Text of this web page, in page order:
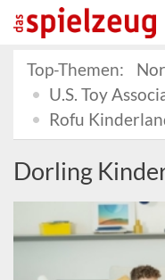
Top-Themen:
U.S. Toy
Rofu
Dorling